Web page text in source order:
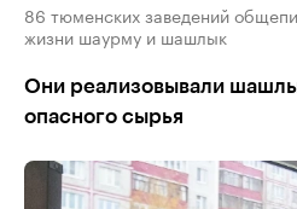
86 тюменских заведений
жизни шаурму и шашлык
Они реализовывали
опасного сырья